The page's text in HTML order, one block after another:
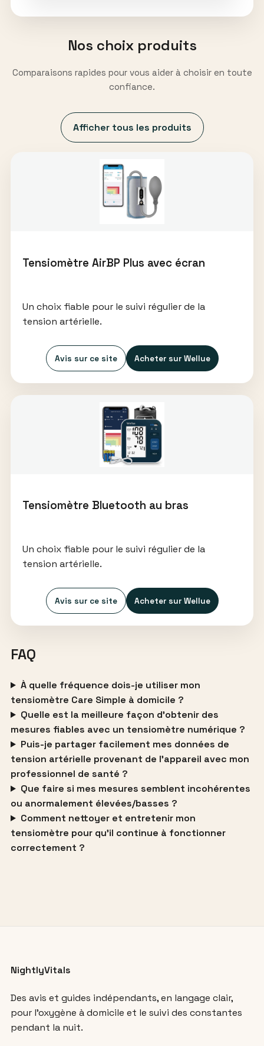
Nos choix produits
Comparaisons rapides pour vous aider à choisir en toute
confiance.
Afficher tous les produits
Tensiomètre AirBP Plus avec écran
Un choix fiable pour le suivi régulier de la
tension artérielle.
Avis sur ce site Acheter sur Wellue
Tensiomètre Bluetooth au bras
Un choix fiable pour le suivi régulier de la
tension artérielle.
Avis sur ce site Acheter sur Wellue
FAQ
À quelle fréquence dois-je utiliser mon
tensiomètre Care Simple à domicile ?
Quelle est la meilleure façon d’obtenir des
mesures fiables avec un tensiomètre numérique ?
Puis-je partager facilement mes données de
tension artérielle provenant de l’appareil avec mon
professionnel de santé ?
Que faire si mes mesures semblent incohérentes
ou anormalement élevées/basses ?
Comment nettoyer et entretenir mon
tensiomètre pour qu’il continue à fonctionner
correctement ?
NightlyVitals
Des avis et guides indépendants, en langage clair,
pour l’oxygène à domicile et le suivi des constantes
pendant la nuit.